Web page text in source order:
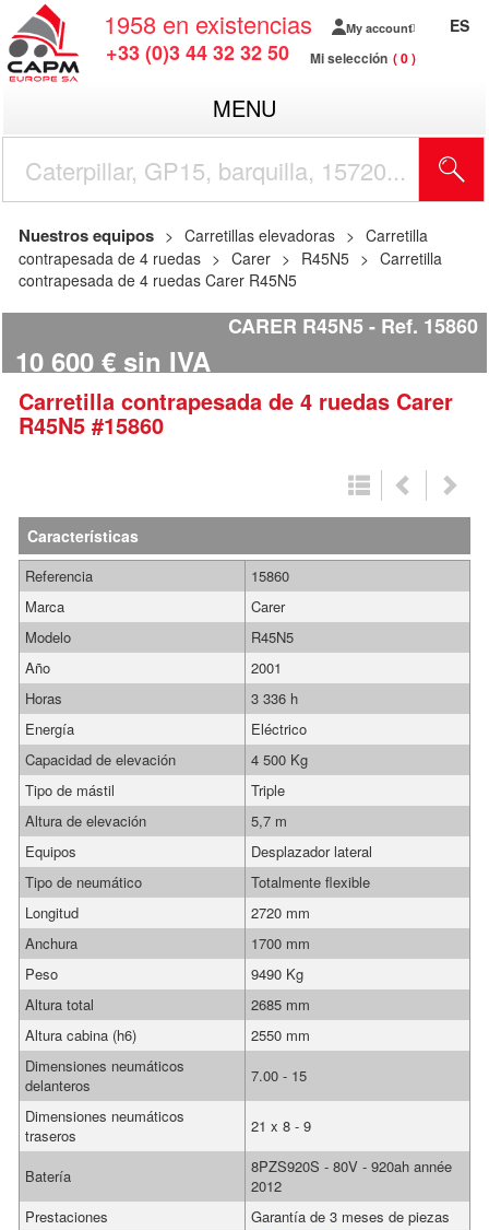
1958 en existencias
+33 (0)3 44 32 32 50
My account
Mi selección 0
ES
MENU
Nuestros equipos Carretillas elevadoras
Carretilla
contrapesada de 4 ruedas
Carer R45N5
Carretilla
contrapesada de 4 ruedas Carer R45N5
CARER R45N5 Ref. 15860
10 600 € sin IVA
Carretilla contrapesada de 4 ruedas Carer
R45N5 #15860
Características
Referencia
15860
Marca
Carer
Modelo
R45N5
Año
2001
Horas
3 336 h
Energía
Eléctrico
Capacidad de elevación
4 500 Kg
Tipo de mástil
Triple
Altura de elevación
5,7 m
Equipos
Desplazador lateral
Tipo de neumático
Totalmente flexible
Longitud
2720 mm
Anchura
1700 mm
Peso
9490 Kg
Altura total
2685 mm
Altura cabina (h6)
2550 mm
Dimensiones neumáticos
delanteros
7.00 - 15
Dimensiones neumáticos
traseros
21 x 8 - 9
Batería
8PZS920S - 80V - 920ah année
2012
Prestaciones
Garantía de 3 meses de piezas